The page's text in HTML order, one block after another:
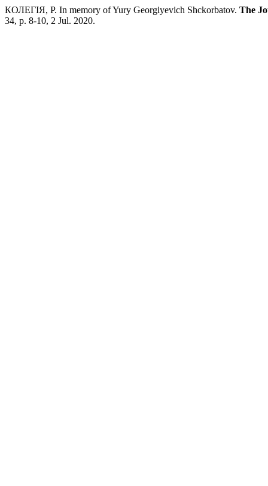
КОЛЕГІЯ, Р. In memory of Yury Georgiyevich Shckorbatov. The
34, p. 8-10, 2 Jul. 2020.